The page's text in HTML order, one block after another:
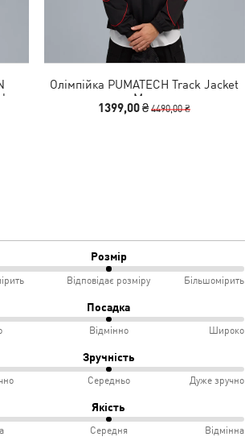
Олімпійка PUMATECH Track Jacket
Men
1399,00 ₴4490,00 ₴
Розмір
Відповідає розміру Більшомірить
Посадка
Відмінно Широко
Зручність
Середньо Дуже зручно
Якість
Середня Відмінна